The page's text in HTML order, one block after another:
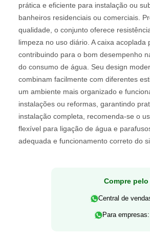
prática e eficiente para instalação ou
banheiros residenciais ou comerciais.
qualidade, o conjunto oferece
limpeza no uso diário. A caixa acoplada
contribuindo para o bom desempenho
do consumo de água. Seu design
combinam facilmente com diferentes
um ambiente mais organizado e
instalações ou reformas, garantindo
instalação completa, recomenda-se o
flexível para ligação de água e
adequada e funcionamento correto do
Compre
Central de
Para